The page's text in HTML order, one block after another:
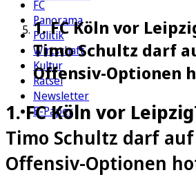
FC
Panorama
Politik
Wirtschaft
Kultur
Rätsel
Newsletter
E-Paper
1. FC Köln vor
Timo Schultz darf
Offensiv-Optionen
1. FC Köln vor Leipzig
Timo Schultz darf
Offensiv-Optionen